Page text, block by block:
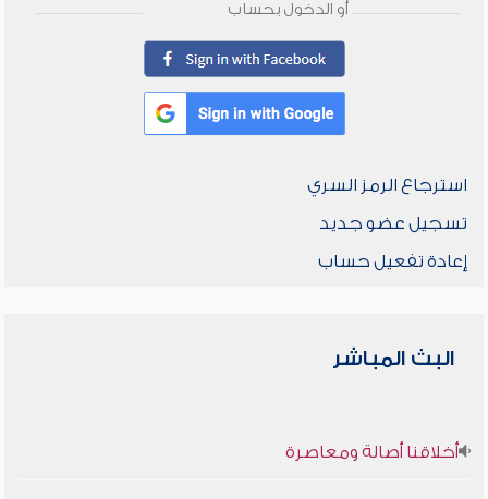
أو الدخول بحساب
استرجاع الرمز السري
تسجيل عضو جديد
إعادة تفعيل حساب
البث المباشر
أخلاقنا أصالة ومعاصرة